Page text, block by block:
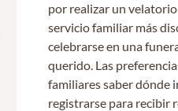
por realizar un
servicio familiar más
celebrarse en una
querido. Las
familiares saber dónde
registrarse para recibir